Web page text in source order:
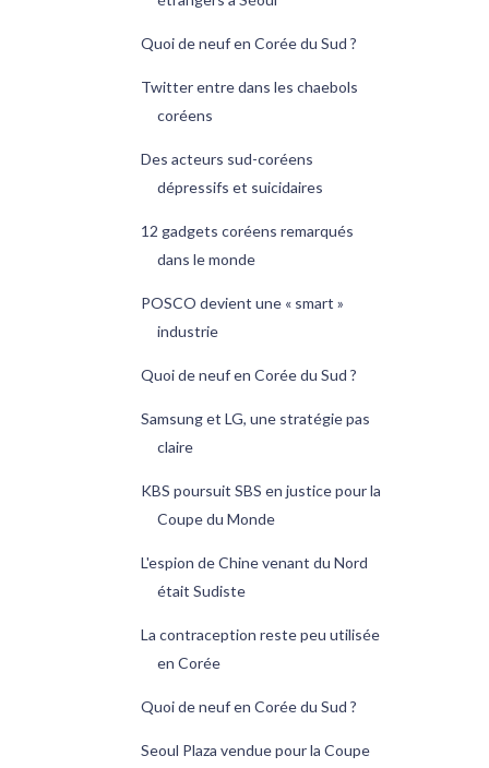
Quoi de neuf en Corée du Sud ?
Twitter entre dans les chaebols
coréens
Des acteurs sud-coréens
dépressifs et suicidaires
12 gadgets coréens remarqués
dans le monde
POSCO devient une « smart »
industrie
Quoi de neuf en Corée du Sud ?
Samsung et LG, une stratégie pas
claire
KBS poursuit SBS en justice pour la
Coupe du Monde
L'espion de Chine venant du Nord
était Sudiste
La contraception reste peu utilisée
en Corée
Quoi de neuf en Corée du Sud ?
Seoul Plaza vendue pour la Coupe